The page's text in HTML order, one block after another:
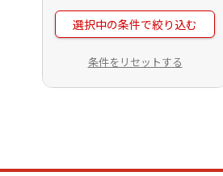
選択中の条件で絞り込む
条件をリセットする